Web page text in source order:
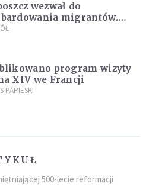
wezwał do
migrantów.
ogień przeciwko
program wizyty
XIV we Francji
PAPIESKI
500-lecie reformacji